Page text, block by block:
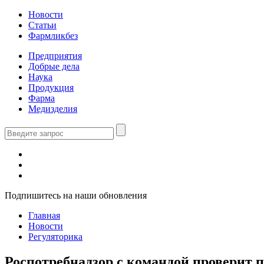
Новости
Статьи
Фармликбез
Предприятия
Добрые дела
Наука
Продукция
Фарма
Медизделия
Подпишитесь на наши обновления
Главная
Новости
Регуляторика